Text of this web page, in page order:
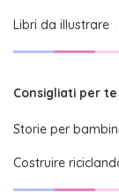
Libri da illustrare
Consigliati per te
Storie per bambini
Costruire